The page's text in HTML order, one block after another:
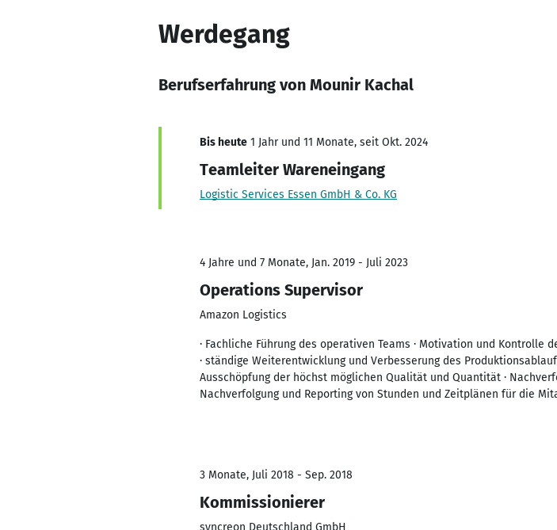
Werdegang
Berufserfahrung von Mounir Kachal
Bis heute 1 Jahr und 11 Monate, seit Okt. 2024
Teamleiter Wareneingang
Logistic Services Essen GmbH & Co. KG
4 Jahre und 7 Monate, Jan. 2019 - Juli 2023
Operations Supervisor
Amazon Logistics
· Fachliche Führung des operativen Teams · Motivation und
· ständige Weiterentwicklung und Verbesserung des
Ausschöpfung der höchst möglichen Qualität und Quantität ·
Nachverfolgung und Reporting von Stunden und Zeitplänen für die
3 Monate, Juli 2018 - Sep. 2018
Kommissionierer
syncreon Deutschland GmbH